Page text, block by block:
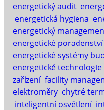
energetický audit
energetická hygiena
energetický
energetické poradenství
energetické systémy
energetické technologie
zařízení facility
elektroměry chytré
inteligentní osvětlení